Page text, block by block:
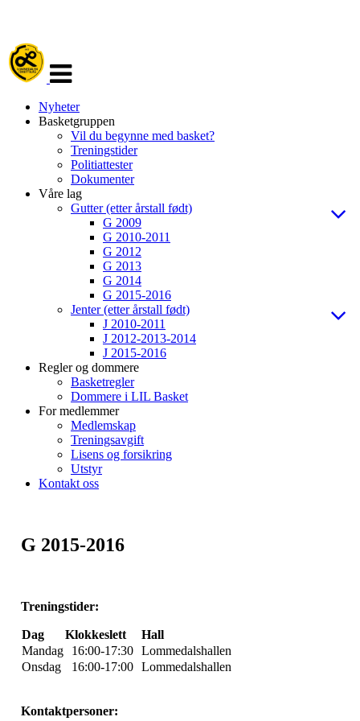
navigasjon
Nyheter
Basketgruppen
Vil du begynne med basket?
Treningstider
Politiattester
Dokumenter
Våre lag
Gutter (etter årstall født)
G 2009
G 2010-2011
G 2012
G 2013
G 2014
G 2015-2016
Jenter (etter årstall født)
J 2010-2011
J 2012-2013-2014
J 2015-2016
Regler og dommere
Basketregler
Dommere i LIL Basket
For medlemmer
Medlemskap
Treningsavgift
Lisens og forsikring
Utstyr
Kontakt oss
G 2015-2016
Treningstider:
Dag Klokkeslett
Hall
Mandag
16:00-17:30 Lommedalshallen
Onsdag
16:00-17:00 Lommedalshallen
Kontaktpersoner: